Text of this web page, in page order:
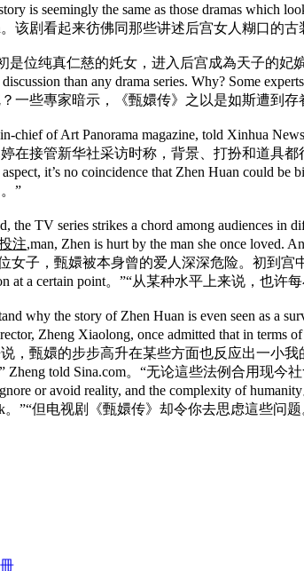
is seemingly the same as those dramas which
。该剧看起来彷佛同那些讲述后宫女人糊口
是位纯真仁慈的奼女，进入后宫成為天子的妃
discussion than any drama series. Why? Some
一些專家暗示，《甄嬛传》之以是如斯遭到存
chief of Art Panorama magazine, told Xinhua
在接管新华社采访时称，背景、打扮和道具都
aspect, it’s no coincidence that Zhen Huan
”
the TV series strikes a chord among
注,man, Zhen is hurt by the man she once loved.
女子，甄嬛被本身曾的爱人深深危险。初到
at a certain point。”“从某种水平上来说，也
why the story of Zhen Huan is even seen
Zheng Xiaolong, once admitted that in terms
，甄嬛的步步高升在某些方面也反应出一小我
Zheng told Sina.com。“无论這些法例合用现
ignore or avoid reality, and the complexity of
。”“但电视剧《甄嬛传》却令你去思虑這些问题